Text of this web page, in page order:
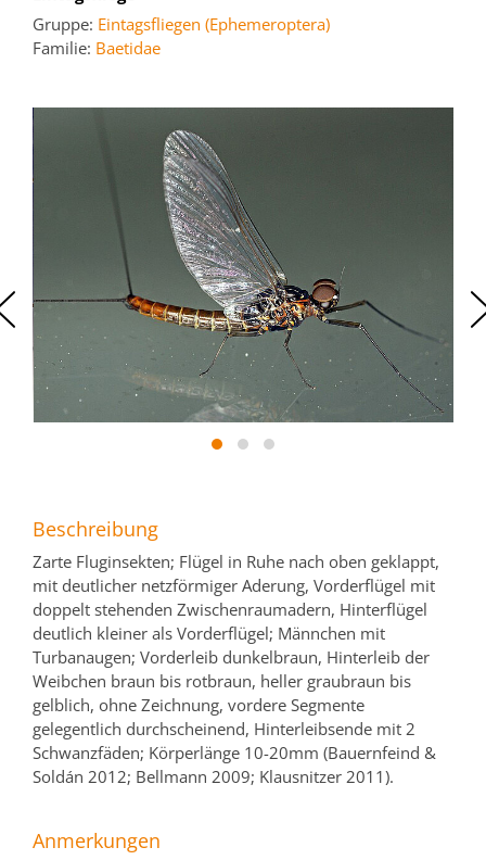
Gruppe: Eintagsfliegen (Ephemeroptera)
Familie: Baetidae
‹
Beschreibung
Zarte Fluginsekten; Flügel in Ruhe nach oben geklappt,
mit deutlicher netzförmiger Aderung, Vorderflügel mit
doppelt stehenden Zwischenraumadern, Hinterflügel
deutlich kleiner als Vorderflügel; Männchen mit
Turbanaugen; Vorderleib dunkelbraun, Hinterleib der
Weibchen braun bis rotbraun, heller graubraun bis
gelblich, ohne Zeichnung, vordere Segmente
gelegentlich durchscheinend, Hinterleibsende mit 2
Schwanzfäden; Körperlänge 10-20mm (Bauernfeind &
Soldán 2012; Bellmann 2009; Klausnitzer 2011).
Anmerkungen